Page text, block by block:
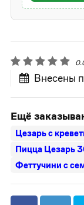
Внесены
Ещё
Цезарь с
Пицца Цезарь
Феттучини с